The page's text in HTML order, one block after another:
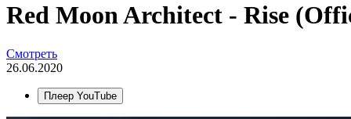
Red Moon Architect - Rise
Смотреть
26.06.2020
Плеер YouTube